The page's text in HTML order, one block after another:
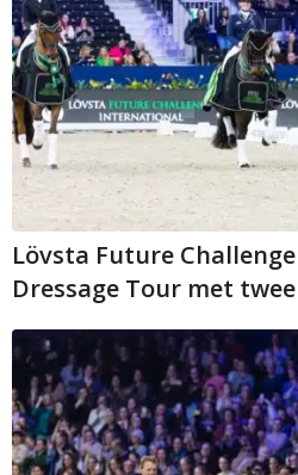
Lövsta Future
Dressage Tour met